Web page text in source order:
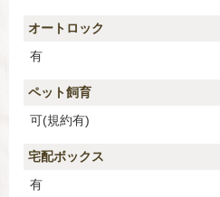
オートロック
有
ペット飼育
可(規約有)
宅配ボックス
有